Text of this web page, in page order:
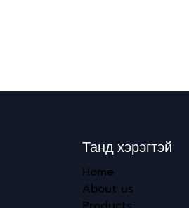
Танд хэрэгтэй
Home
About us